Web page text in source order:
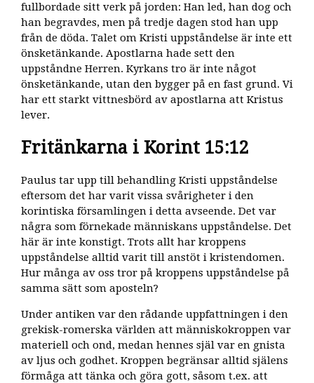
fullbordade sitt verk på jorden: Han led, han dog och
han begravdes, men på tredje dagen stod han upp
från de döda. Talet om Kristi uppståndelse är inte ett
önsketänkande. Apostlarna hade sett den
uppståndne Herren. Kyrkans tro är inte något
önsketänkande, utan den bygger på en fast grund. Vi
har ett starkt vittnesbörd av apostlarna att Kristus
lever.
Fritänkarna i Korint 15:12
Paulus tar upp till behandling Kristi uppståndelse
eftersom det har varit vissa svårigheter i den
korintiska församlingen i detta avseende. Det var
några som förnekade människans uppståndelse. Det
här är inte konstigt. Trots allt har kroppens
uppståndelse alltid varit till anstöt i kristendomen.
Hur många av oss tror på kroppens uppståndelse på
samma sätt som aposteln?
Under antiken var den rådande uppfattningen i den
grekisk-romerska världen att människokroppen var
materiell och ond, medan hennes själ var en gnista
av ljus och godhet. Kroppen begränsar alltid själens
förmåga att tänka och göra gott, såsom t.ex. att